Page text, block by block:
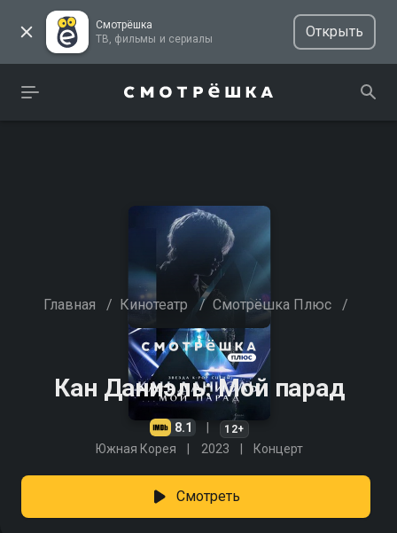
Смотрёшка
ТВ, фильмы и сериалы
Открыть
Главная / Кинотеатр / Смотрёшка Плюс /
Кан Даниэль: Мой парад
8.1 12+
Южная Корея 2023 Концерт
Смотреть